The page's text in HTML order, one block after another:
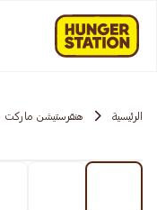
الرئيسية هنقرستيشن ماركت